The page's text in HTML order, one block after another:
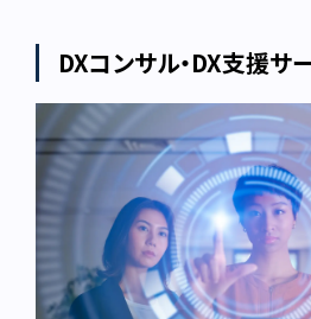
DXコンサル・DX支援サ